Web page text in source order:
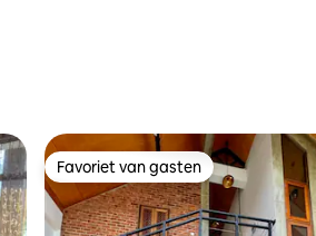
Favoriet van gasten
Favoriet van gasten